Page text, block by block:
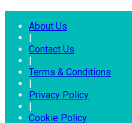
About Us
|
Contact Us
|
Terms & Conditions
|
Privacy Policy
|
Cookie Policy